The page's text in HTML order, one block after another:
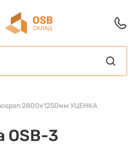
2800х1250мм УЦЕНКА
OSB-3